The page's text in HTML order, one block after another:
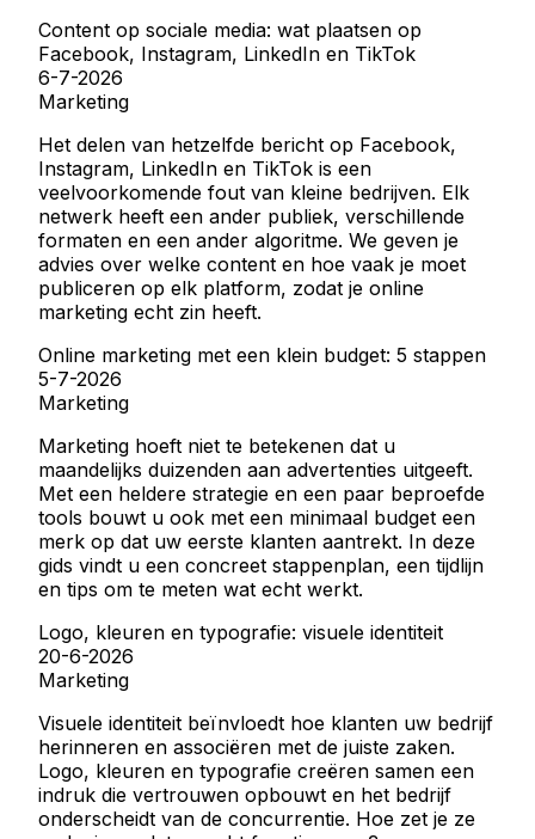
Content op sociale media: wat plaatsen op
Facebook, Instagram, LinkedIn en TikTok
6-7-2026
Marketing
Het delen van hetzelfde bericht op Facebook,
Instagram, LinkedIn en TikTok is een
veelvoorkomende fout van kleine bedrijven. Elk
netwerk heeft een ander publiek, verschillende
formaten en een ander algoritme. We geven je
advies over welke content en hoe vaak je moet
publiceren op elk platform, zodat je online
marketing echt zin heeft.
Online marketing met een klein budget: 5 stappen
5-7-2026
Marketing
Marketing hoeft niet te betekenen dat u
maandelijks duizenden aan advertenties uitgeeft.
Met een heldere strategie en een paar beproefde
tools bouwt u ook met een minimaal budget een
merk op dat uw eerste klanten aantrekt. In deze
gids vindt u een concreet stappenplan, een tijdlijn
en tips om te meten wat echt werkt.
Logo, kleuren en typografie: visuele identiteit
20-6-2026
Marketing
Visuele identiteit beïnvloedt hoe klanten uw bedrijf
herinneren en associëren met de juiste zaken.
Logo, kleuren en typografie creëren samen een
indruk die vertrouwen opbouwt en het bedrijf
onderscheidt van de concurrentie. Hoe zet je ze